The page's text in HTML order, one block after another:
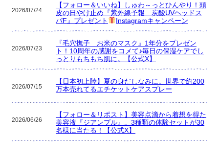
2026/07/24
【フォロー＆いいね】しゅわ～っとひんやり！頭
皮の日やけ止め『紫外線予報 炭酸UVヘッドス
パF』プレゼント
Instagramキャンペーン
2026/07/23
『毛穴撫子 お米のマスク』1年分をプレゼン
ト！10周年の感謝をコメて♪毎日の保湿ケアでし
っとりもちもち肌に。【公式X】
2026/07/15
【日本初上陸】夏の身だしなみに。世界で約200
万本売れてるエチケットケアスプレー
2026/06/26
【フォロー＆リポスト】美容点滴から着想を得た
美容液『ジアンプル』。3種類の体験セットが30
名様に当たる！【公式X】